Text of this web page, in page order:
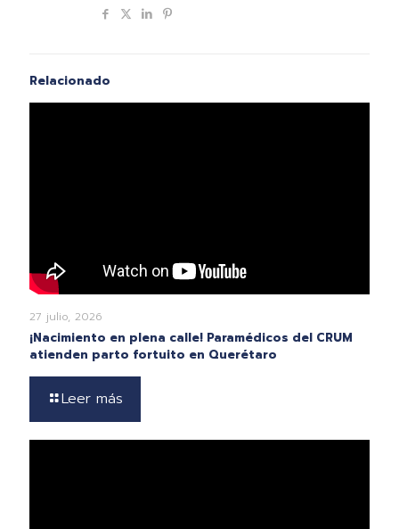
Relacionado
27 julio, 2026
¡Nacimiento en plena calle! Paramédicos del CRUM
atienden parto fortuito en Querétaro
Leer más